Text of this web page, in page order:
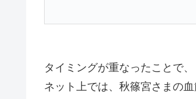
タイミングが重なったことで
ネット上では、秋篠宮さまの